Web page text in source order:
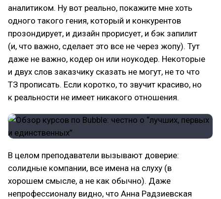
аналитиком. Ну вот реально, покажите мне хоть
одного такого гения, который и конкурентов
прозондирует, и дизайн прорисует, и бэк запилит
(и, что важно, сделает это все не через жопу). Тут
даже не важно, кодер он или ноукодер. Некоторые
и двух слов заказчику сказать не могут, не то что
ТЗ прописать. Если коротко, то звучит красиво, но
к реальности не имеет никакого отношения.
В целом преподаватели вызывают доверие:
солидные компании, все имена на слуху (в
хорошем смысле, а не как обычно). Даже
непрофессионалу видно, что Анна Радзиевская